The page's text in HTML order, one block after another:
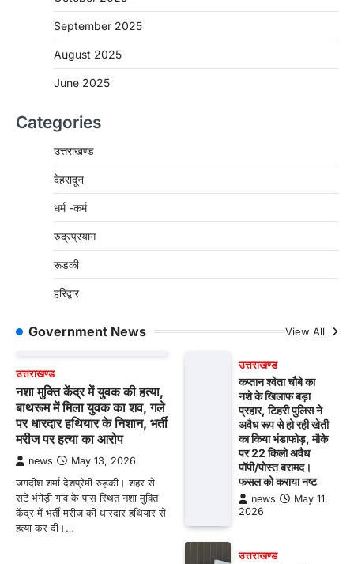
September 2025
August 2025
June 2025
Categories
उत्तराखण्ड
देहरादून
धर्म -कर्म
रुद्रप्रयाग
रूडकी
हरिद्वार
Government News View All
उत्तराखण्ड
नशा मुक्ति केंद्र में युवक की हत्या,
बाथरूम में मिला युवक का शव, गले
पर धारदार हथियार के निशान, भर्ती
मरीज पर हत्या का आरोप
news May 13, 2026
जगदीश शर्मा देशप्रेमी रुड़की। शहर से
सटे भंगेड़ी गांव के पास स्थित नशा मुक्ति
केंद्र में भर्ती मरीज की धारदार हथियार से
हत्या कर दी।…
उत्तराखण्ड
कप्तान श्वेता चौबे का
नशे के खिलाफ बड़ा
प्रहार, टिहरी पुलिस ने
अवैध रूप से हो रही खेती
का किया भंडाफोड़, मौके
पर 22 किलो अवैध
पॉपी/पोस्त बरामद।
फसल को कराया नष्ट
news
May 11,
2026
उत्तराखण्ड